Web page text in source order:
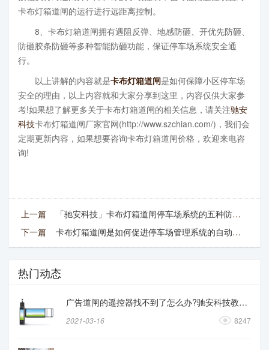
卡布灯箱道闸的运行进行远距离控制。
8、卡布灯箱道闸拥有遇阻反弹、地感防砸、开优先防砸、
防砸胶条防砸等多种智能防砸功能，保证停车场系统安全通
行。
以上讲解的内容就是卡布灯箱道闸是如何保障小区停车场
安全的理由，以上内容就和大家分享到这里，内容仅供大家参
考!如果想了解更多关于卡布灯箱道闸的相关信息，请关注驰安
科技卡布灯箱道闸厂家官网(http://www.szchian.com/)，我们会
定期更新内容，如果想要咨询卡布灯箱道闸价格，欢迎来电咨
询!
上一篇
「驰安科技」卡布灯箱道闸停车场系统的五种防砸技术
下一篇 卡布灯箱道闸是如何促进停车场管理系统的自动化模式
热门动态
广告道闸的遥控器找不到了怎么办?驰安科技教你操作
2021-03-16 8247